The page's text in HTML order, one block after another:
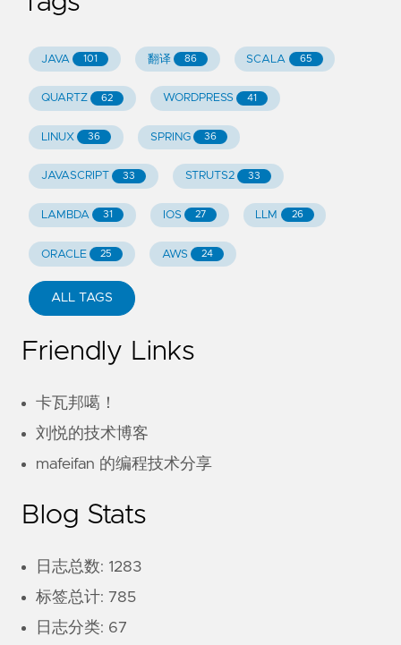
JAVA 101 翻译 86 SCALA 65
QUARTZ 62 WORDPRESS 41
LINUX 36 SPRING 36
JAVASCRIPT 33 STRUTS2 33
LAMBDA 31 IOS 27 LLM 26
ORACLE 25 AWS 24
ALL TAGS
Friendly Links
卡瓦邦噶！
刘悦的技术博客
mafeifan 的编程技术分享
Blog Stats
日志总数: 1283
标签总计: 785
日志分类: 67